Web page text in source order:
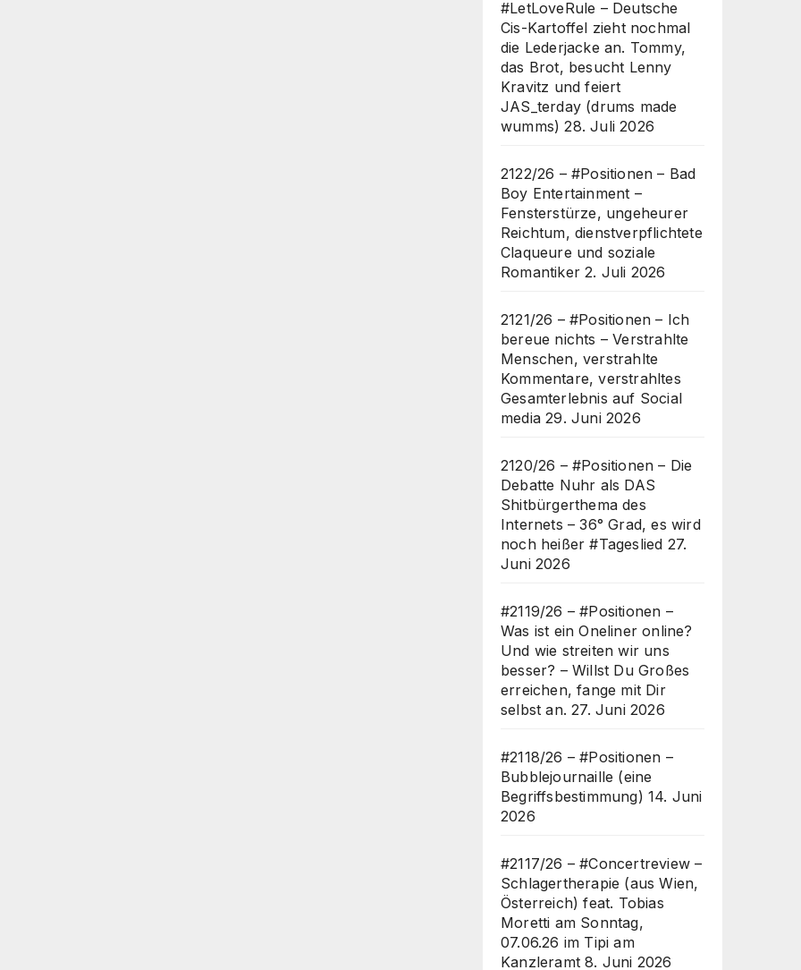
#LetLoveRule – Deutsche
Cis-Kartoffel zieht nochmal
die Lederjacke an. Tommy,
das Brot, besucht Lenny
Kravitz und feiert
JAS_terday (drums made
wumms) 28. Juli 2026
2122/26 – #Positionen – Bad
Boy Entertainment –
Fensterstürze, ungeheurer
Reichtum, dienstverpflichtete
Claqueure und soziale
Romantiker 2. Juli 2026
2121/26 – #Positionen – Ich
bereue nichts – Verstrahlte
Menschen, verstrahlte
Kommentare, verstrahltes
Gesamterlebnis auf Social
media 29. Juni 2026
2120/26 – #Positionen – Die
Debatte Nuhr als DAS
Shitbürgerthema des
Internets – 36° Grad, es wird
noch heißer #Tageslied 27.
Juni 2026
#2119/26 – #Positionen –
Was ist ein Oneliner online?
Und wie streiten wir uns
besser? – Willst Du Großes
erreichen, fange mit Dir
selbst an. 27. Juni 2026
#2118/26 – #Positionen –
Bubblejournaille (eine
Begriffsbestimmung) 14. Juni
2026
#2117/26 – #Concertreview –
Schlagertherapie (aus Wien,
Österreich) feat. Tobias
Moretti am Sonntag,
07.06.26 im Tipi am
Kanzleramt 8. Juni 2026